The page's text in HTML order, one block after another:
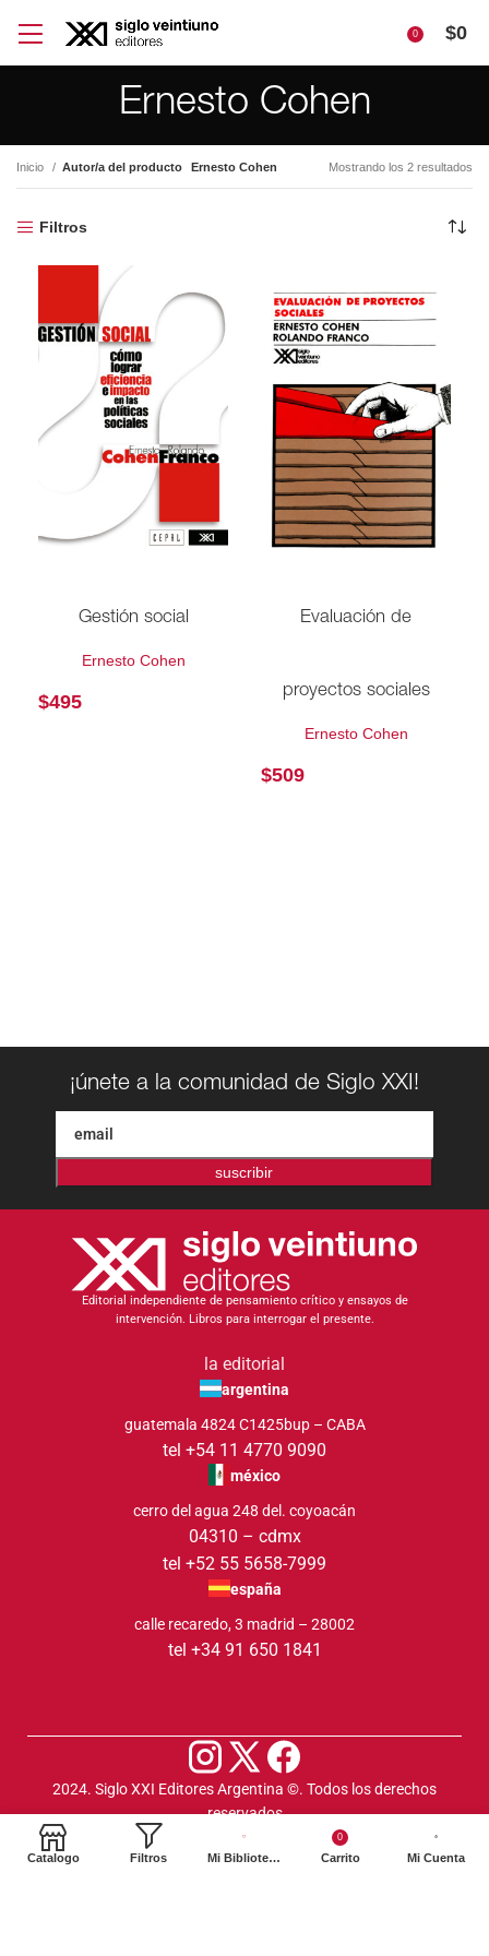
0 $0
Ernesto Cohen
Inicio Autor/a del producto Ernesto Cohen Mostrando los 2 resultados
Filtros
Gestión social
Ernesto Cohen
$495
Evaluación de
proyectos sociales
Ernesto Cohen
$509
¡únete a la comunidad de Siglo XXI!
suscribir
Editorial independiente de pensamiento crítico y ensayos de
intervención. Libros para interrogar el presente.
la editorial
argentina
guatemala 4824 C1425bup – CABA
tel +54 11 4770 9090
méxico
cerro del agua 248 del. coyoacán
04310 – cdmx
tel +52 55 5658-7999
españa
calle recaredo, 3 madrid – 28002
tel +34 91 650 1841
2024. Siglo XXI Editores Argentina ©️. Todos los derechos
reservados
Catalogo Filtros Mi Biblioteca
0
Carrito Mi Cuenta